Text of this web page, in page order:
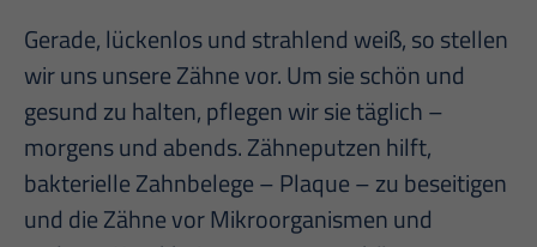
Gerade, lückenlos und strahlend weiß, so stellen
wir uns unsere Zähne vor. Um sie schön und
gesund zu halten, pflegen wir sie täglich –
morgens und abends. Zähneputzen hilft,
bakterielle Zahnbelege – Plaque – zu beseitigen
und die Zähne vor Mikroorganismen und